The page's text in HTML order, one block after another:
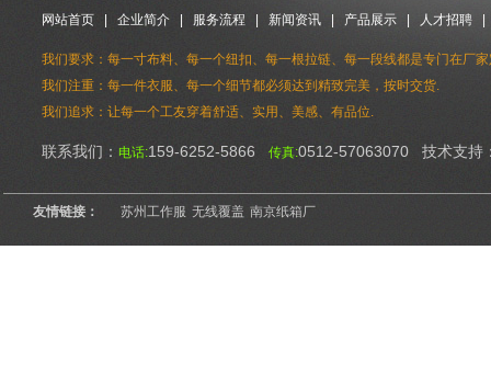
网站首页 企业简介 服务流程 新闻资讯 产品展示 人才招聘
我们要求：每一寸布料、每一个纽扣、每一根拉链、每一段线都是专门在厂
我们注重：每一件衣服、每一个细节都必须达到精致完美，按时交货.
我们追求：让每一个工友穿着舒适、实用、美感、有品位.
联系我们： 电话:159-6252-5866 传真:0512-57063070 技术支持
友情链接： 苏州工作服 无线覆盖 南京纸箱厂